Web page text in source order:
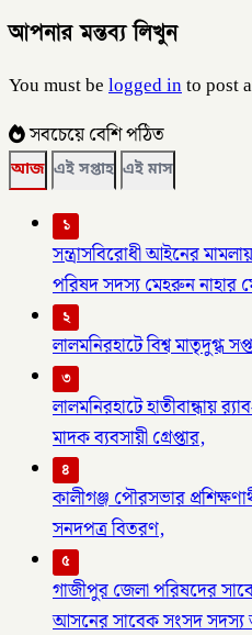
আপনার মন্তব্য লিখুন
You must belogged into post
সবচেয়ে বেশি পঠিত
আজ এই সপ্তাহ এই মাস
১
সন্ত্রাসবিরোধী আইনের
পরিষদ সদস্য মেহরুন নাহার
২
লালমনিরহাটে বিশ্ব মাতৃদুগ্ধ
৩
লালমনিরহাটে হাতীবান্ধায়
মাদক ব্যবসায়ী গ্রেপ্তার,
৪
কালীগঞ্জ পৌরসভার
সনদপত্র বিতরণ,
৫
গাজীপুর জেলা পরিষদের
আসনের সাবেক সংসদ সদস্য